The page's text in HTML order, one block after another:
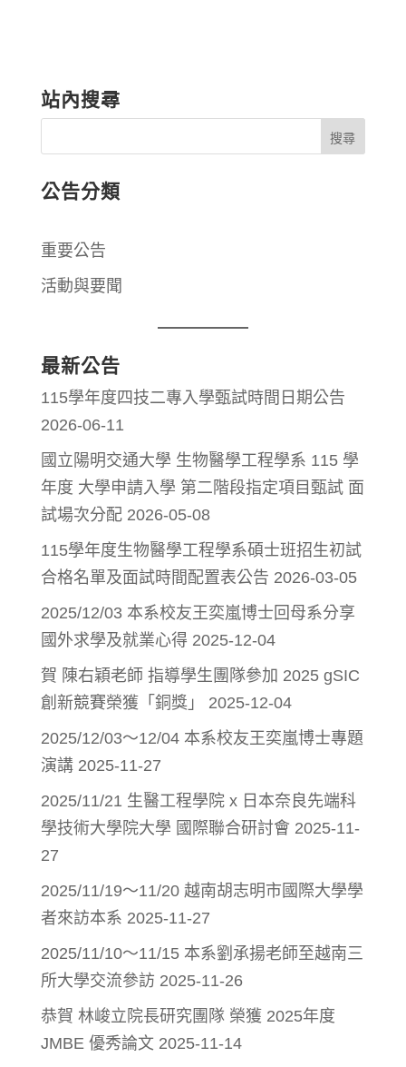
站內搜尋
公告分類
重要公告
活動與要聞
最新公告
115學年度四技二專入學甄試時間日期公告
2026-06-11
國立陽明交通大學 生物醫學工程學系 115 學
年度 大學申請入學 第二階段指定項目甄試 面
試場次分配 2026-05-08
115學年度生物醫學工程學系碩士班招生初試
合格名單及面試時間配置表公告 2026-03-05
2025/12/03 本系校友王奕嵐博士回母系分享
國外求學及就業心得 2025-12-04
賀 陳右穎老師 指導學生團隊參加 2025 gSIC
創新競賽榮獲「銅獎」
2025-12-04
2025/12/03～12/04 本系校友王奕嵐博士專題
演講 2025-11-27
2025/11/21 生醫工程學院 x 日本奈良先端科
學技術大學院大學 國際聯合研討會 2025-11-
27
2025/11/19～11/20 越南胡志明市國際大學學
者來訪本系 2025-11-27
2025/11/10～11/15 本系劉承揚老師至越南三
所大學交流參訪 2025-11-26
恭賀 林峻立院長研究團隊 榮獲 2025年度
JMBE 優秀論文 2025-11-14